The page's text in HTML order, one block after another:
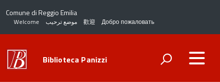
Comune di Reggio Emilia
Welcome موضع ترحيب 歡迎 Добро пожаловать
Biblioteca Panizzi